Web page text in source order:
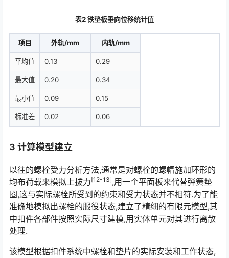
表2 铁垫板垂向位移统计值
项目 外轨/mm 内轨/mm
平均值 0.13 0.29
最大值 0.20 0.34
最小值 0.09 0.15
标准差 0.02 0.06
3 计算模型建立
以往的螺栓受力分析方法,通常是对螺栓的螺帽施加环形的
均布荷载来模拟上拔力[12-13],用一个平面板来代替弹簧垫
圈,这与实际螺栓所受到的约束和受力状态并不相符.为了能
准确地模拟出螺栓的服役状态,建立了精细的有限元模型,其
中扣件各部件按照实际尺寸建模,用实体单元对其进行离散
处理.󠅅󠅃󠄵󠅂󠄪󠇖󠆨󠆨󠇕󠆞󠆒󠅬󠇘󠆭󠆘󠇙󠆝󠅵󠇗󠆭󠆁󠄐󠇗󠅹󠅸󠇖󠆍󠅳󠇖󠅹󠅰󠇖󠆌󠅹
该模型根据扣件系统中螺栓和垫片的实际安装和工作状态,